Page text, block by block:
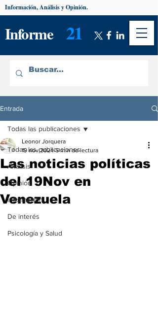
Informe 21
Información, Análisis y Opinión.
Entrada
Todas las publicaciones
Análisis
Opinión
Información
De interés
Psicología y Salud
Todas las publicaciones
Las noticias políticas
del 19Nov en
Venezuela
Leonor Jorquera
19 nov 2024 5 min de lectura